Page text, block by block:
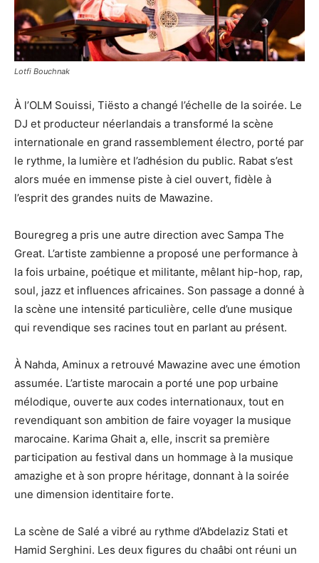
Lotfi Bouchnak
À l’OLM Souissi, Tiësto a changé l’échelle de la soirée. Le
DJ et producteur néerlandais a transformé la scène
internationale en grand rassemblement électro, porté par
le rythme, la lumière et l’adhésion du public. Rabat s’est
alors muée en immense piste à ciel ouvert, fidèle à
l’esprit des grandes nuits de Mawazine.
Bouregreg a pris une autre direction avec Sampa The
Great. L’artiste zambienne a proposé une performance à
la fois urbaine, poétique et militante, mêlant hip-hop, rap,
soul, jazz et influences africaines. Son passage a donné à
la scène une intensité particulière, celle d’une musique
qui revendique ses racines tout en parlant au présent.
À Nahda, Aminux a retrouvé Mawazine avec une émotion
assumée. L’artiste marocain a porté une pop urbaine
mélodique, ouverte aux codes internationaux, tout en
revendiquant son ambition de faire voyager la musique
marocaine. Karima Ghait a, elle, inscrit sa première
participation au festival dans un hommage à la musique
amazighe et à son propre héritage, donnant à la soirée
une dimension identitaire forte.
La scène de Salé a vibré au rythme d’Abdelaziz Stati et
Hamid Serghini. Les deux figures du chaâbi ont réuni un